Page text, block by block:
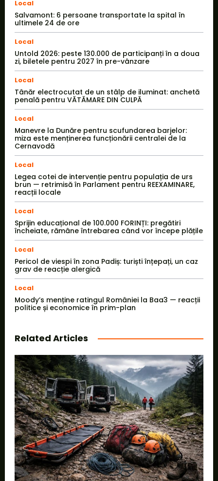
Local
Salvamont: 6 persoane transportate la spital în
ultimele 24 de ore
Local
Untold 2026: peste 130.000 de participanți în a doua
zi, biletele pentru 2027 în pre-vânzare
Local
Tânăr electrocutat de un stâlp de iluminat: anchetă
penală pentru VĂTĂMARE DIN CULPĂ
Local
Manevre la Dunăre pentru scufundarea barjelor:
miza este menținerea funcționării centralei de la
Cernavodă
Local
Legea cotei de intervenție pentru populația de urs
brun — retrimisă în Parlament pentru REEXAMINARE,
reacții locale
Local
Sprijin educațional de 100.000 FORINȚI: pregătiri
încheiate, rămâne întrebarea când vor începe plățile
Local
Pericol de viespi în zona Padiș: turiști înțepați, un caz
grav de reacție alergică
Local
Moody’s menține ratingul României la Baa3 — reacții
politice și economice în prim-plan
Related Articles